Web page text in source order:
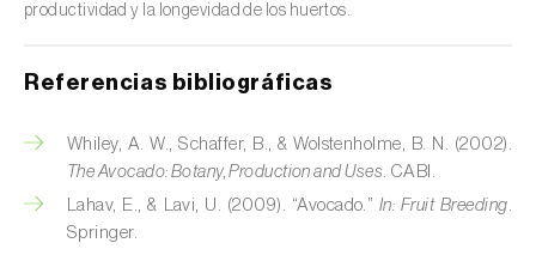
Cebolla (Allium cepa)
Cerezo (Prunus avium L.)
Chirimoya (
productividad y la longevidad de los huertos.
Referencias bibliográficas
Whiley, A. W., Schaffer, B., & Wolstenholme, B. N. (2002).
The Avocado: Botany, Production and Uses . CABI.
Lahav, E., & Lavi, U. (2009). “Avocado.” In: Fruit Breeding
Springer.